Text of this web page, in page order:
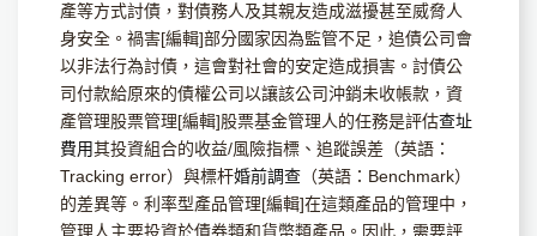
產等方式討債，對債務人及其親友造成滋擾甚至威脅人
身安全。禍害[編輯]部分國家因為監管不足，追債公司會
以非法行為討債，這會對社會的安定造成損害。討債公
司付款給原來的債權公司以讓該公司沖銷未收帳款，資
產管理股票管理[編輯]股票基金管理人的任務是評估查址
費用其投資組合的收益/風險指標、追蹤誤差（英語：
Tracking error）與標杆婚前調查 （英語：Benchmark）
的差異等。利率型產品管理[編輯]在這類產品的管理中，
管理人主要投資於債券類和貨幣類產品。因此，需要評